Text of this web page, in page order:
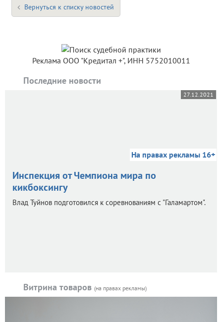
Вернуться к списку новостей
Реклама ООО "Кредитал +", ИНН 5752010011
Последние новости
27.12.2021
На правах рекламы 16+
Инспекция от Чемпиона мира по
кикбоксингу
Влад Туйнов подготовился к соревнованиям с "Галамартом".
Витрина товаров (на правах рекламы)